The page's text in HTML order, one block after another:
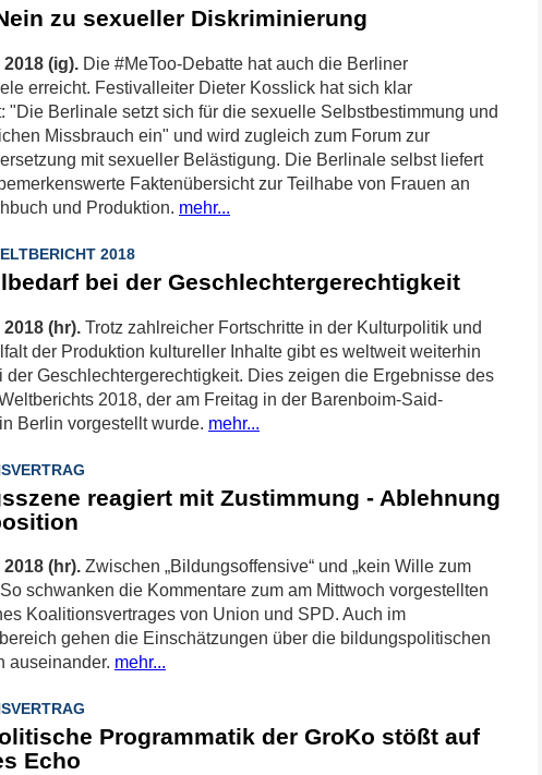
zu sexueller Diskriminierung
(ig). Die #MeToo-Debatte hat auch die Berliner
erreicht. Festivalleiter Dieter Kosslick hat sich klar
"Die Berlinale setzt sich für die sexuelle Selbstbestimmung und
Missbrauch ein" und wird zugleich zum Forum zur
mit sexueller Belästigung. Die Berlinale selbst liefert
Faktenübersicht zur Teilhabe von Frauen an
und Produktion. mehr...
2018
bei der Geschlechtergerechtigkeit
(hr). Trotz zahlreicher Fortschritte in der Kulturpolitik und
der Produktion kultureller Inhalte gibt es weltweit weiterhin
der Geschlechtergerechtigkeit. Dies zeigen die Ergebnisse des
2018, der am Freitag in der Barenboim-Said-
Berlin vorgestellt wurde. mehr...
reagiert mit Zustimmung - Ablehnung
(hr). Zwischen „Bildungsoffensive“ und „kein Wille zum
schwanken die Kommentare zum am Mittwoch vorgestellten
Koalitionsvertrages von Union und SPD. Auch im
gehen die Einschätzungen über die bildungspolitischen
auseinander. mehr...
Programmatik der GroKo stößt auf
Echo